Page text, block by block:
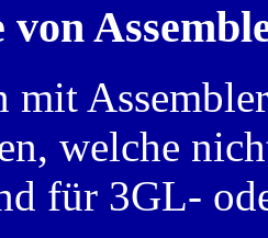
mit
welche
für 3GL-